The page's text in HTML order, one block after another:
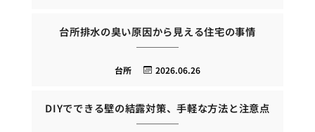
台所排水の臭い原因から見える住宅の事情
2026.06.26
台所
DIYでできる壁の結露対策、手軽な方法と注意点